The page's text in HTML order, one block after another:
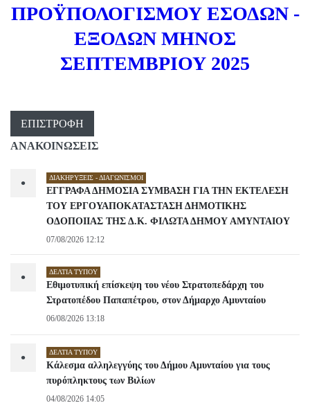
ΠΡΟΫΠΟΛΟΓΙΣΜΟΥ ΕΣΟΔΩΝ -
ΕΞΟΔΩΝ ΜΗΝΟΣ
ΣΕΠΤΕΜΒΡΙΟΥ 2025
ΕΠΙΣΤΡΟΦΉ
ΑΝΑΚΟΙΝΩΣΕΙΣ
• ΔΙΑΚΗΡΎΞΕΙΣ - ΔΙΑΓΩΝΙΣΜΟΊ
ΕΓΓΡΑΦΑ ΔΗΜΟΣΙΑ ΣΥΜΒΑΣΗ ΓΙΑ ΤΗΝ ΕΚΤΕΛΕΣΗ
ΤΟΥ ΕΡΓΟΥΑΠΟΚΑΤΑΣΤΑΣΗ ΔΗΜΟΤΙΚΗΣ
ΟΔΟΠΟΙΙΑΣ ΤΗΣ Δ.Κ. ΦΙΛΩΤΑ ΔΗΜΟΥ ΑΜΥΝΤΑΙΟΥ
07/08/2026 12:12
• ΔΕΛΤΊΑ ΤΎΠΟΥ
Εθιμοτυπική επίσκεψη του νέου Στρατοπεδάρχη του
Στρατοπέδου Παπαπέτρου, στον Δήμαρχο Αμυνταίου
06/08/2026 13:18
• ΔΕΛΤΊΑ ΤΎΠΟΥ
Κάλεσμα αλληλεγγύης του Δήμου Αμυνταίου για τους
πυρόπληκτους των Βιλίων
04/08/2026 14:05